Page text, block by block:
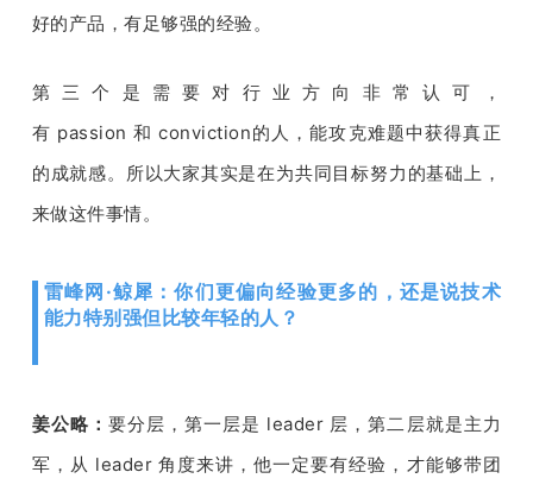
好的产品，有足够强的经验。
第三个是需要对行业方向非常认可，
有 passion 和 conviction的人，能攻克难题中获得真正
的成就感。所以大家其实是在为共同目标努力的基础上，
来做这件事情。
雷峰网·鲸犀：你们更偏向经验更多的，还是说技术
能力特别强但比较年轻的人？
姜公略：要分层，第一层是 leader 层，第二层就是主力
军，从 leader 角度来讲，他一定要有经验，才能够带团